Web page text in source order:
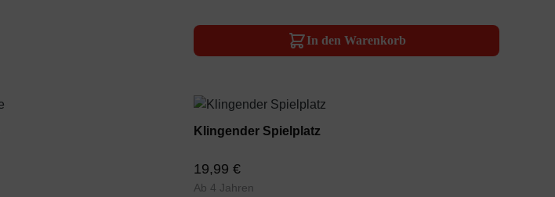
In den Warenkorb
Klingender Spielplatz
19,99 €
Ab 4 Jahren